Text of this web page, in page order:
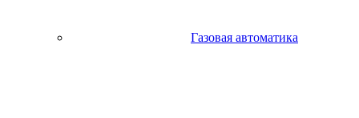
Газовая автоматика